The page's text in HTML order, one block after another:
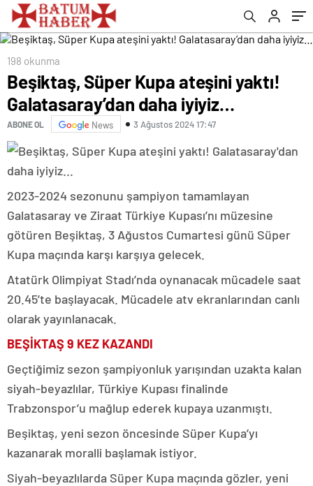
198 okunma
Beşiktaş, Süper Kupa ateşini yaktı!
Galatasaray’dan daha iyiyiz…
ABONE OL News 3 Ağustos 2024 17:47
2023-2024 sezonunu şampiyon tamamlayan
Galatasaray ve Ziraat Türkiye Kupası’nı müzesine
götüren Beşiktaş, 3 Ağustos Cumartesi günü Süper
Kupa maçında karşı karşıya gelecek.
Atatürk Olimpiyat Stadı’nda oynanacak mücadele saat
20.45’te başlayacak. Mücadele atv ekranlarından canlı
olarak yayınlanacak.
BEŞİKTAŞ 9 KEZ KAZANDI
Geçtiğimiz sezon şampiyonluk yarışından uzakta kalan
siyah-beyazlılar, Türkiye Kupası finalinde
Trabzonspor’u mağlup ederek kupaya uzanmıştı.
Beşiktaş, yeni sezon öncesinde Süper Kupa’yı
kazanarak moralli başlamak istiyor.
Siyah-beyazlılarda Süper Kupa maçında gözler, yeni